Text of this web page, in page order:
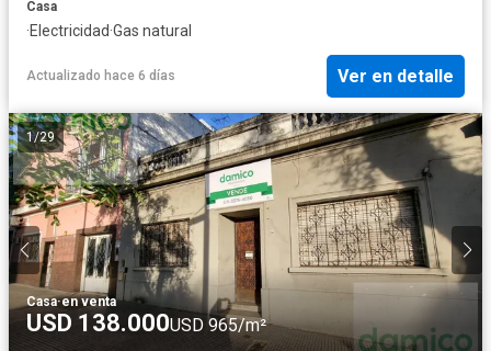
Casa
·Electricidad·Gas natural
Actualizado hace 6 días Ver en detalle
1/29
Casa·en venta
USD 138.000USD 965/m²